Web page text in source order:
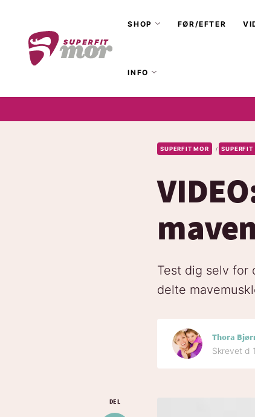
SHOP FØR/EFTER
INFO
SUPERFIT MOR / SUPERFIT
Test dig selv for
delte
Thora
Skrevet d
DEL